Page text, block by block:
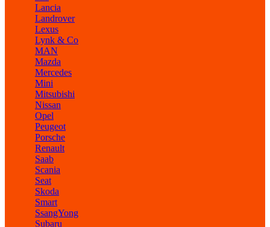
Lancia
Landrover
Lexus
Lynk & Co
MAN
Mazda
Mercedes
Mini
Mitsubishi
Nissan
Opel
Peugeot
Porsche
Renault
Saab
Scania
Seat
Skoda
Smart
SsangYong
Subaru